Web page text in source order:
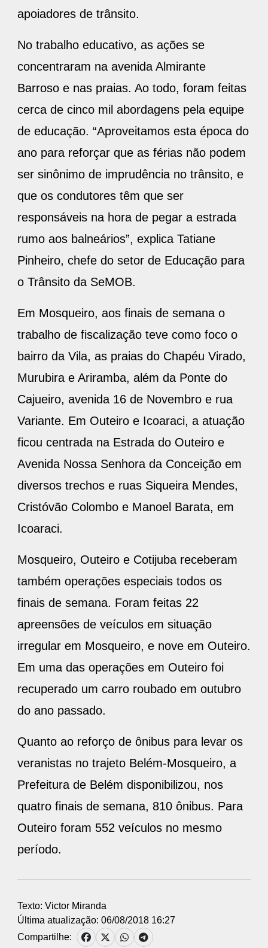
apoiadores de trânsito.
No trabalho educativo, as ações se
concentraram na avenida Almirante
Barroso e nas praias. Ao todo, foram feitas
cerca de cinco mil abordagens pela equipe
de educação. “Aproveitamos esta época do
ano para reforçar que as férias não podem
ser sinônimo de imprudência no trânsito, e
que os condutores têm que ser
responsáveis na hora de pegar a estrada
rumo aos balneários”, explica Tatiane
Pinheiro, chefe do setor de Educação para
o Trânsito da SeMOB.
Em Mosqueiro, aos finais de semana o
trabalho de fiscalização teve como foco o
bairro da Vila, as praias do Chapéu Virado,
Murubira e Ariramba, além da Ponte do
Cajueiro, avenida 16 de Novembro e rua
Variante. Em Outeiro e Icoaraci, a atuação
ficou centrada na Estrada do Outeiro e
Avenida Nossa Senhora da Conceição em
diversos trechos e ruas Siqueira Mendes,
Cristóvão Colombo e Manoel Barata, em
Icoaraci.
Mosqueiro, Outeiro e Cotijuba receberam
também operações especiais todos os
finais de semana. Foram feitas 22
apreensões de veículos em situação
irregular em Mosqueiro, e nove em Outeiro.
Em uma das operações em Outeiro foi
recuperado um carro roubado em outubro
do ano passado.
Quanto ao reforço de ônibus para levar os
veranistas no trajeto Belém-Mosqueiro, a
Prefeitura de Belém disponibilizou, nos
quatro finais de semana, 810 ônibus. Para
Outeiro foram 552 veículos no mesmo
período.
Texto: Victor Miranda
Última atualização: 06/08/2018 16:27
Compartilhe: